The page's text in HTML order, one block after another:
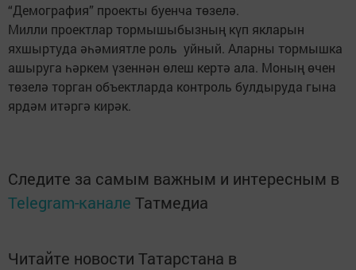
“Демография” проекты буенча төзелә.
Милли проектлар тормышыбызның күп якларын
яхшыртуда әһәмиятле роль уйный. Аларны тормышка
ашыруга һәркем үзеннән өлеш кертә ала. Моның өчен
төзелә торган объектларда контроль булдыруда гына
ярдәм итәргә кирәк.
Следите за самым важным и интересным в
Telegram-канале Татмедиа
Читайте новости Татарстана в